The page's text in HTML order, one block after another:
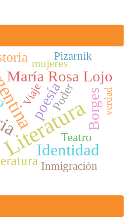
Literatura
Identidad
María Rosa Lojo
Borges
poesía
Poder
Teatro
mujeres
Viaje
Inmigración
Pizarnik
verdad